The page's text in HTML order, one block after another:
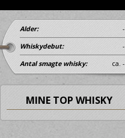
Alder: -
Whiskydebut: -
Antal smagte whisky: ca. -
MINE TOP WHISKY